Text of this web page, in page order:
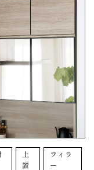
上
置
フィラ
ー